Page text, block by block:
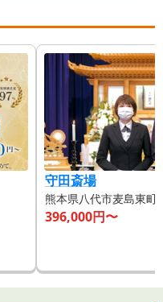
守田斎場
熊本県八代市麦島東町
396,000円〜